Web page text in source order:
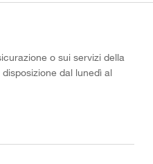
o sui servizi della
dal lunedì al